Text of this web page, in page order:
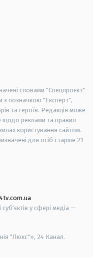
словами "Спецпроєкт"
з позначкою "Експерт",
та героїв. Редакція може
щодо реклами та правил
користування сайтом.
для осіб старше 21
у сфері медіа —
"Люкс"», 24 Канал.